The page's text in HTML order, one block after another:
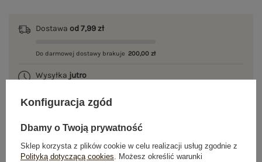
Dostawa od 7,99 zł
Do darmowej dostawy brakuje 200,00 zł
Wysyłka jutro
100 dni na zwrot
OPIS PRODUKTU
Konfiguracja zgód
Dbamy o Twoją prywatność
Sklep korzysta z plików cookie w celu realizacji usług zgodnie z
Polityką dotyczącą cookies. Możesz określić warunki